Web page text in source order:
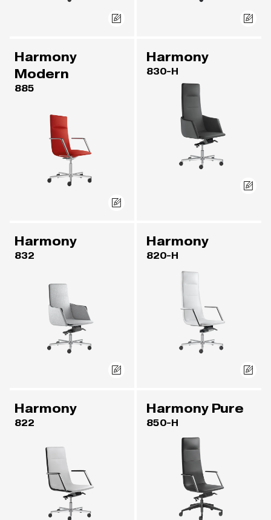
Harmony
Modern
885
Harmony
830-H
Harmony
832
Harmony
820-H
Harmony
822
Harmony Pure
850-H